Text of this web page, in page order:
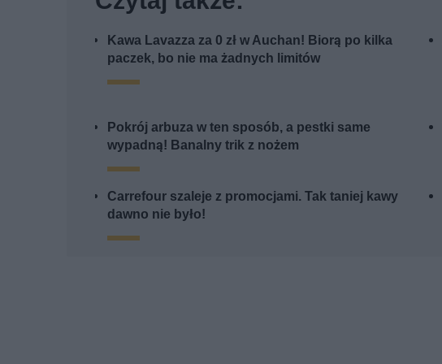
Kawa Lavazza za 0 zł w Auchan! Biorą po kilka
paczek, bo nie ma żadnych limitów
Pokrój arbuza w ten sposób, a pestki same
wypadną! Banalny trik z nożem
Carrefour szaleje z promocjami. Tak taniej kawy
dawno nie było!